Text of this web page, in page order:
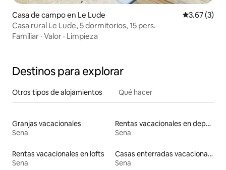
Casa de campo en Le Lude Calificación
3.67 (3)
Casa rural Le Lude, 5 dormitorios, 15 pers.
Familiar · Valor · Limpieza
Destinos para explorar
Otros tipos de alojamientos Qué hacer
Granjas vacacionales
Sena
Rentas vacacionales en departamentos con cama de altura accesible
Sena
Rentas vacacionales en lofts
Sena
Casas enterradas vacacionales
Sena